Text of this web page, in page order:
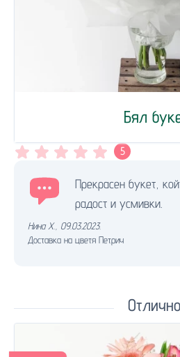
Бял
5
Прекрасен букет,
радост и усмивки.
Нина Х. 09.03.2023.
Доставка на цветя Петрич